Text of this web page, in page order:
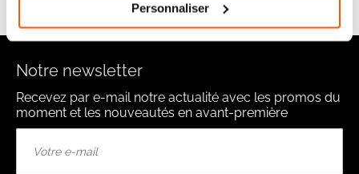
Personnaliser
Notre newsletter
Recevez par e-mail notre actualité avec les promos du
moment et les nouveautés en avant-première